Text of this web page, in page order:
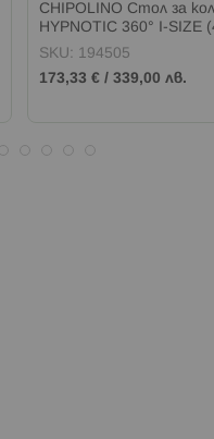
CHIPOLINO Стол за
HYPNOTIC 360° I-SIZE
ISOFIX БОСИЛЕК
SKU: 194505
173,33 € / 339,00 лв.